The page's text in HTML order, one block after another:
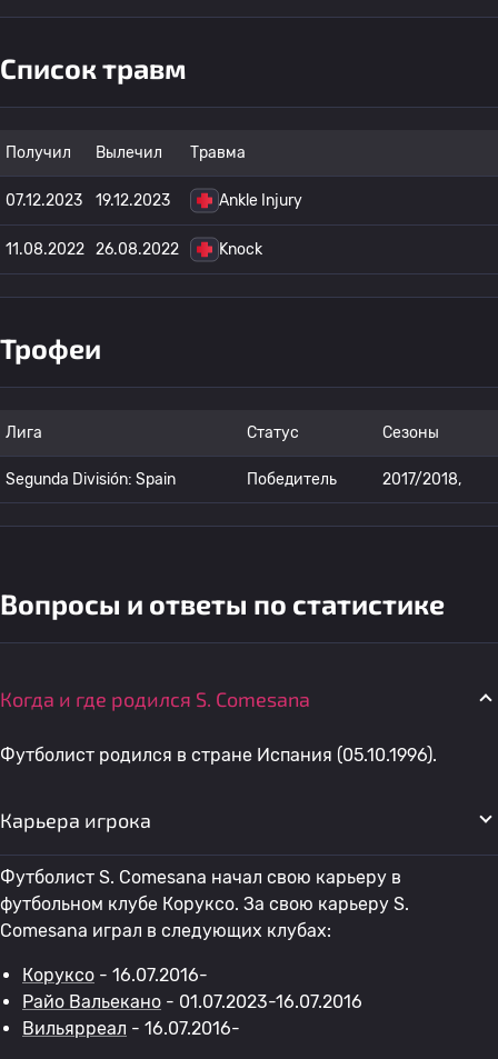
Список травм
Получил Вылечил Травма
07.12.2023 19.12.2023 Ankle Injury
11.08.2022 26.08.2022 Knock
Трофеи
Лига Статус Сезоны
Segunda División: Spain Победитель 2017/2018,
Вопросы и ответы по статистике
Когда и где родился S. Comesana
Футболист родился в стране Испания (05.10.1996).
Карьера игрока
Футболист S. Comesana начал свою карьеру в
футбольном клубе Коруксо. За свою карьеру S.
Comesana играл в следующих клубах:
Коруксо - 16.07.2016-
Райо Вальекано - 01.07.2023-16.07.2016
Вильярреал - 16.07.2016-